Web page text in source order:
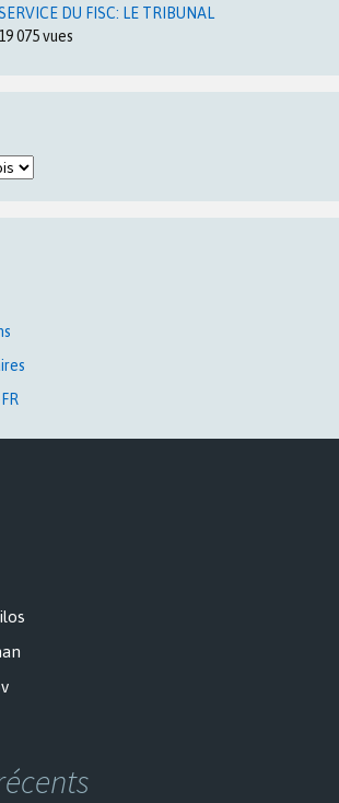
DU FISC: LE TRIBUNAL
075 vues